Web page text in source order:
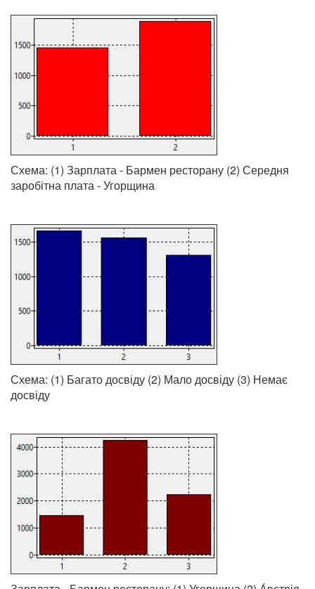
Схема: (1) Зарплата - Бармен ресторану (2) Середня
заробітна плата - Угорщина
Схема: (1) Багато досвіду (2) Мало досвіду (3) Немає
досвіду